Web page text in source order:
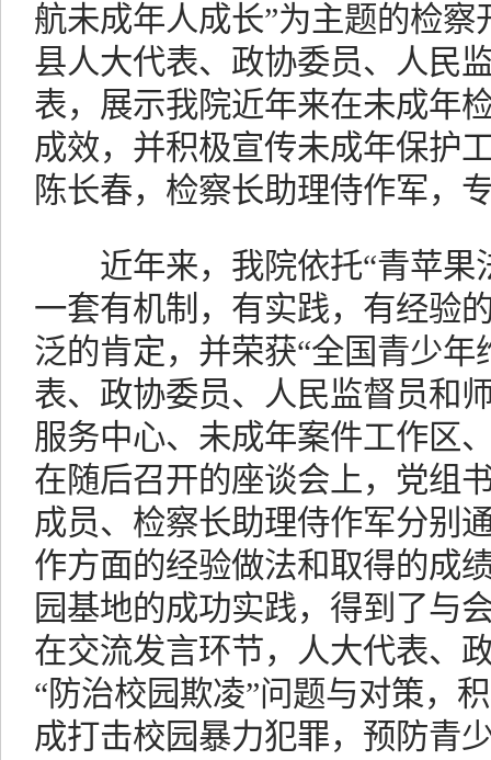
航未成年人成长”为主题的检
县人大代表、政协委员、人民
表，展示我院近年来在未成年
成效，并积极宣传未成年保护
陈长春，检察长助理侍作军，
近年来，我院依托“青苹果
一套有机制，有实践，有经验
泛的肯定，并荣获“全国青少
表、政协委员、人民监督员和
服务中心、未成年案件工作区
在随后召开的座谈会上，党组
成员、检察长助理侍作军分别
作方面的经验做法和取得的成
园基地的成功实践，得到了与
在交流发言环节，人大代表、
“防治校园欺凌”问题与对策，
成打击校园暴力犯罪，预防青